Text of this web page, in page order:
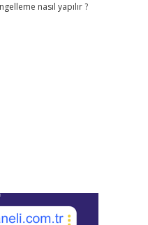
nasıl yapılır ?